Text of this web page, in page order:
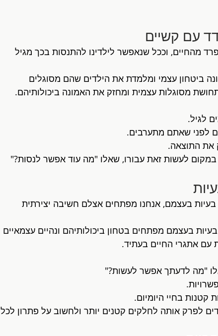
מהחיים, וככל שנאפשר לילדינו להתנסות בכך מגיל
ביטחון עצמי ומלמדת את הילדים שהם מסוגלים
מסוגלות עצמית ומחזק את האמונה ביכולותיהם.
לגיל.
לפני שאתם מתערבים.
את התוצאה.
לעשות זאת עבורו, שאלו "מה עוד אפשר לנסות?"
בעצמם, אנחנו מפתחים אצלם חשיבה יצירתית
בעצמם מפתחים בטחון ביכולותיהם ונהיים עצמאיים
עם אתגרי החיים בעתיד.
"מה לדעתך אפשר לעשות?"
קטנות בחיי היומיום.
לפרק אותה לחלקים קטנים יותר ולחשוב על פתרון לכל